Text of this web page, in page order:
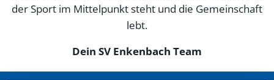
der Sport im Mittelpunkt steht und die Gemeinschaft
lebt.
Dein SV Enkenbach Team